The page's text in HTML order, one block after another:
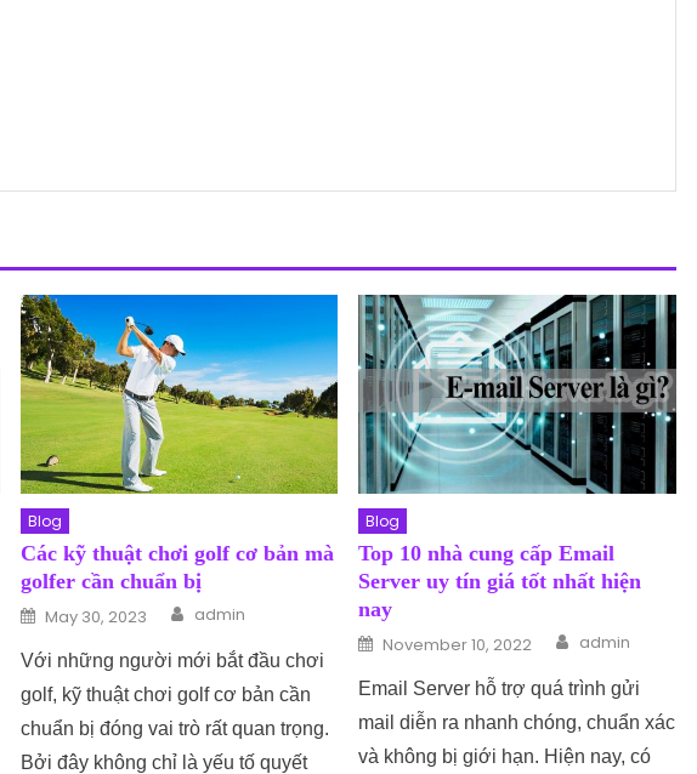
Blog
Các kỹ thuật chơi golf cơ bản mà
golfer cần chuẩn bị
Posted on
May 30, 2023 Author
admin
Với những người mới bắt đầu chơi
golf, kỹ thuật chơi golf cơ bản cần
chuẩn bị đóng vai trò rất quan trọng.
Bởi đây không chỉ là yếu tố quyết
Blog
Top 10 nhà cung cấp Email
Server uy tín giá tốt nhất hiện
nay
Posted on
November 10, 2022 Author
admin
Email Server hỗ trợ quá trình gửi
mail diễn ra nhanh chóng, chuẩn xác
và không bị giới hạn. Hiện nay, có